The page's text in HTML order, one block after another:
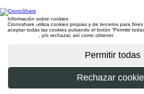
Información sobre cookies
Cronoshare utiliza cookies propias y de terceros para
aceptar todas las cookies pulsando el botón “Permitir
, y/o rechazar, así como obtener